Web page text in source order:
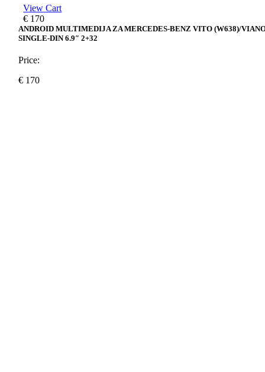
View Cart
€ 170
ANDROID MULTIMEDIJA ZA MERCEDES-BENZ VITO (W638)/
SINGLE-DIN 6.9″ 2+32
Price:
€ 170